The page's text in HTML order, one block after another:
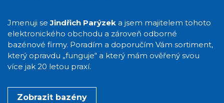
Jmenuji seJindřich Parýzek a jsem majitelem tohoto
elektronického obchodu a zároveň odborné
bazénové firmy. Poradím a doporučím Vám sortiment,
který opravdu „funguje“ a který mám ověřený svou
více jak 20 letou praxí.
Zobrazit bazény